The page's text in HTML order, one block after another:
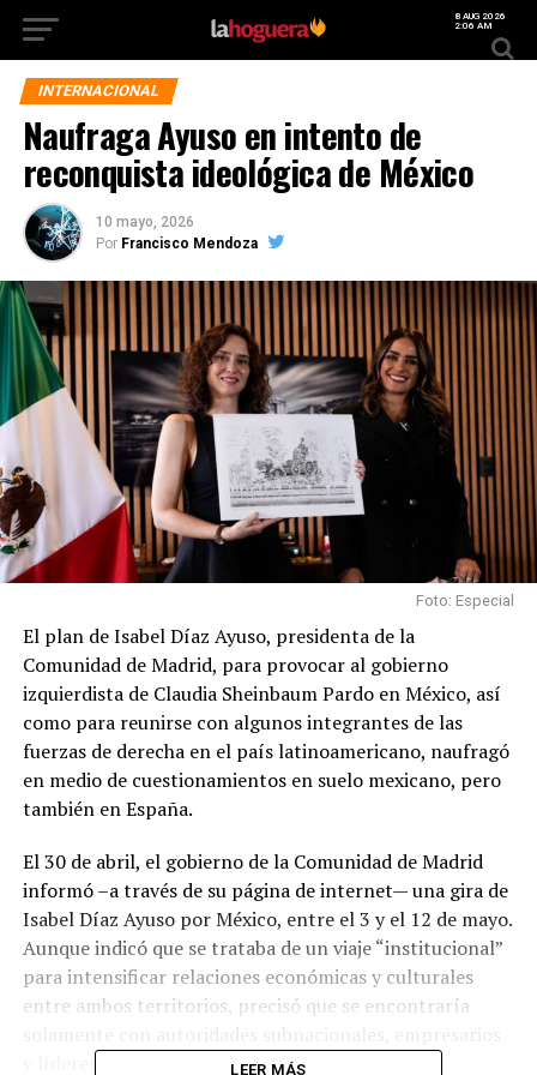
8 AUG 2026
2:06 AM
INTERNACIONAL
Naufraga Ayuso en intento de
reconquista ideológica de México
10 mayo, 2026
Por Francisco Mendoza
Foto: Especial
El plan de Isabel Díaz Ayuso, presidenta de la
Comunidad de Madrid, para provocar al gobierno
izquierdista de Claudia Sheinbaum Pardo en México, así
como para reunirse con algunos integrantes de las
fuerzas de derecha en el país latinoamericano, naufragó
en medio de cuestionamientos en suelo mexicano, pero
también en España.
El 30 de abril, el gobierno de la Comunidad de Madrid
informó –a través de su página de internet— una gira de
Isabel Díaz Ayuso por México, entre el 3 y el 12 de mayo.
Aunque indicó que se trataba de un viaje “institucional”
para intensificar relaciones económicas y culturales
entre ambos territorios, precisó que se encontraría
y líderes de la Iglesia Católica en México.
LEER MÁS